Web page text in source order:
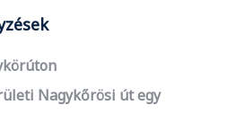
Nagykőrösi út egy